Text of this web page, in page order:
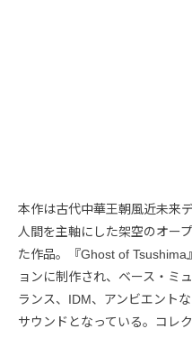
本作は古代中華王朝風近未来
人間を主軸にした架空のオー
た作品。『Ghost of
ョンに制作され、ベース・ミ
ランス、IDM、アンビエント
サウンドとなっている。コレ